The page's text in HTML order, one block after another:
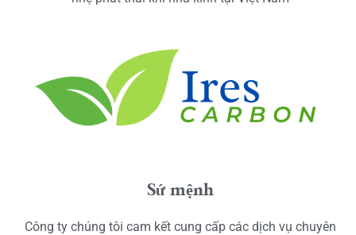
Sứ mệnh
Công ty chúng tôi cam kết cung cấp các dịch vụ chuyên